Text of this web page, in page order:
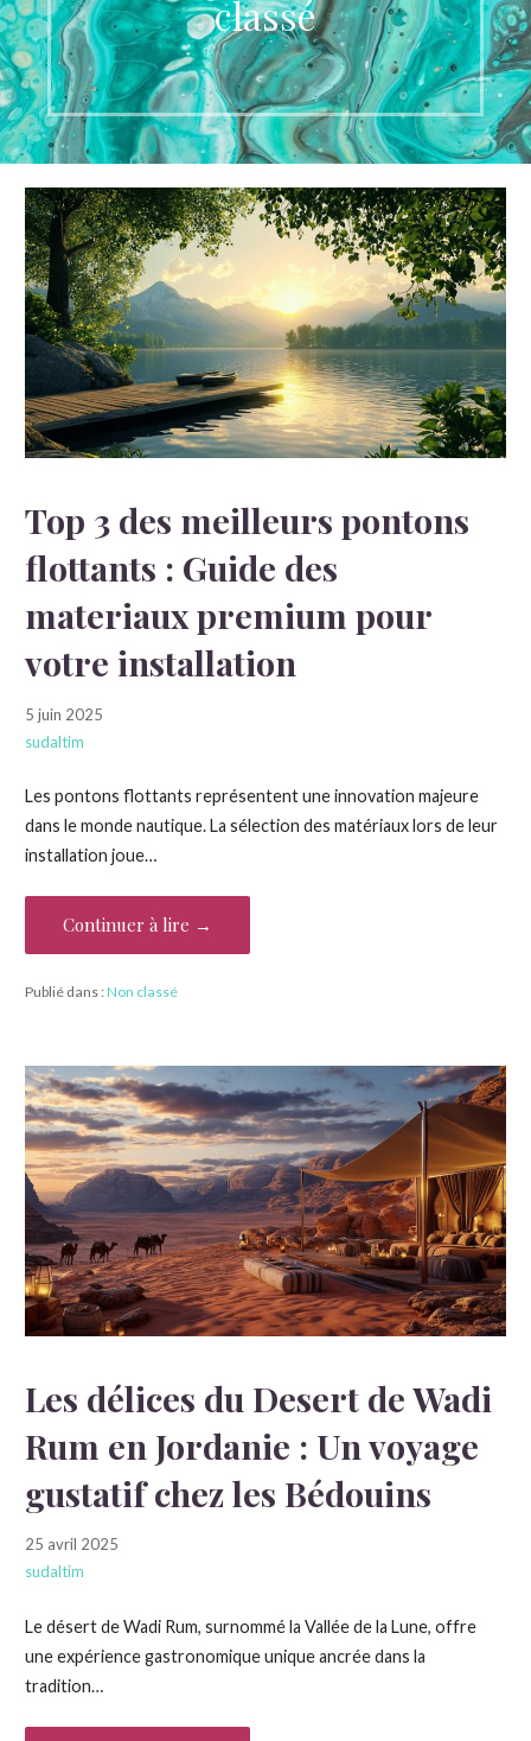
classé
Top 3 des meilleurs pontons
flottants : Guide des
materiaux premium pour
votre installation
5 juin 2025
sudaltim
Les pontons flottants représentent une innovation majeure
dans le monde nautique. La sélection des matériaux lors de leur
installation joue…
Continuer à lire →
Publié dans :Non classé
Les délices du Desert de Wadi
Rum en Jordanie : Un voyage
gustatif chez les Bédouins
25 avril 2025
sudaltim
Le désert de Wadi Rum, surnommé la Vallée de la Lune, offre
une expérience gastronomique unique ancrée dans la
tradition…